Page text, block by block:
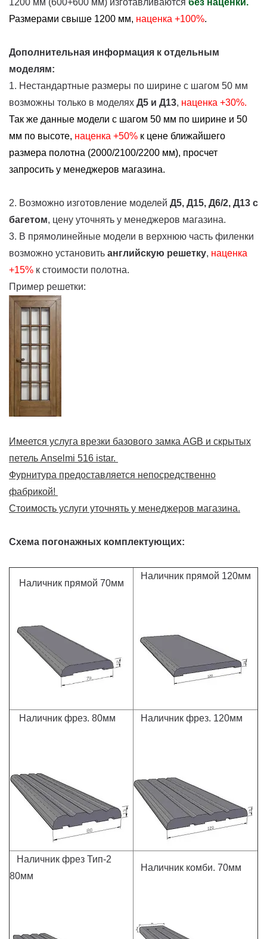
Размерами свыше 1200 мм, наценка +100%.
Дополнительная информация к отдельным
моделям:
1. Нестандартные размеры по ширине с шагом 50 мм
возможны только в моделях Д5 и Д13, наценка +30%.
Так же данные модели с шагом 50 мм по ширине и 50
мм по высоте, наценка +50% к цене ближайшего
размера полотна (2000/2100/2200 мм), просчет
запросить у менеджеров магазина.
2. Возможно изготовление моделей Д5, Д15, Д6/2, Д13 с
багетом, цену уточнять у менеджеров магазина.
3. В прямолинейные модели в верхнюю часть филенки
возможно установить английскую решетку, наценка
+15% к стоимости полотна.
Пример решетки:
Имеется услуга врезки базового замка AGB и скрытых
петель Anselmi 516 istar.
Фурнитура предоставляется непосредственно
фабрикой!
Стоимость услуги уточнять у менеджеров магазина.
Схема погонажных комплектующих:
Наличник прямой 70мм
Наличник прямой 120мм
Наличник фрез. 80мм Наличник фрез. 120мм
Наличник фрез Тип-2
80мм
Наличник комби. 70мм